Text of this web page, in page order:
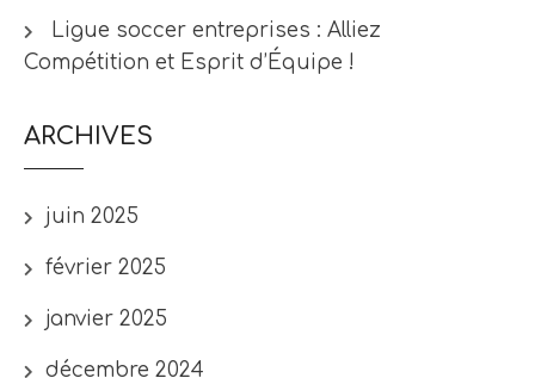
Ligue soccer entreprises : Alliez
Compétition et Esprit d’Équipe !
ARCHIVES
juin 2025
février 2025
janvier 2025
décembre 2024